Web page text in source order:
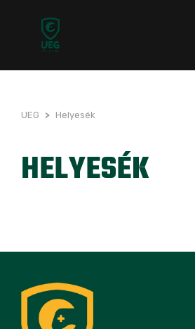
UEG > Helyesék
HELYESÉK